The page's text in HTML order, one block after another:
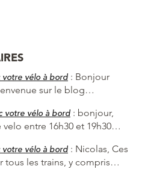
votre vélo à bord : Bonjour
sur le blog…
votre vélo à bord : bonjour,
entre 16h30 et 19h30…
votre vélo à bord : Nicolas, Ces
les trains, y compris…